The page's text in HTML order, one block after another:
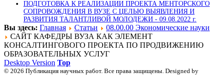
ПОДГОТОВКА К РЕАЛИЗАЦИИ ПРОЕКТА МЕНТОРСКОГО
СОПРОВОЖДЕНИЯ В ВУЗЕ С ЦЕЛЬЮ ВЫЯВЛЕНИЯ И
РАЗВИТИЯ ТАЛАНТЛИВОЙ МОЛОДЕЖИ - 09.08.2022 г.
Вы здесь: Главная Статьи
08.00.00 Экономические науки
САЙТ КАФЕДРЫ ВУЗА КАК ЭЛЕМЕНТ
КОНСАЛТИНГОВОГО ПРОЕКТА ПО ПРОДВИЖЕНИЮ
ОБРАЗОВАТЕЛЬНЫХ УСЛУГ
Desktop Version Top
© 2026 Публикация научных работ. Все права защищены. Designed by